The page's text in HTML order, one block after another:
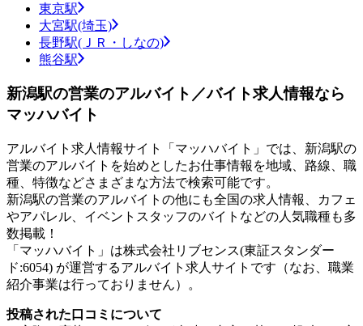
東京駅
大宮駅(埼玉)
長野駅(ＪＲ・しなの)
熊谷駅
新潟駅の営業のアルバイト／バイト求人情報なら
マッハバイト
アルバイト求人情報サイト「マッハバイト」では、新潟駅の
営業のアルバイトを始めとしたお仕事情報を地域、路線、職
種、特徴などさまざまな方法で検索可能です。
新潟駅の営業のアルバイトの他にも全国の求人情報、カフェ
やアパレル、イベントスタッフのバイトなどの人気職種も多
数掲載！
「マッハバイト」は株式会社リブセンス(東証スタンダー
ド:6054) が運営するアルバイト求人サイトです（なお、職業
紹介事業は行っておりません）。
投稿された口コミについて